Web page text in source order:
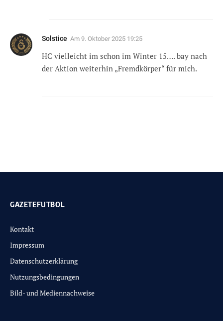
Solstice Am 9. Oktober 2025 19:25
HC vielleicht im schon im Winter 15…. bay nach
der Aktion weiterhin „Fremdkörper“ für mich.
GAZETEFUTBOL
Kontakt
Impressum
Datenschutzerklärung
Nutzungsbedingungen
Bild- und Mediennachweise